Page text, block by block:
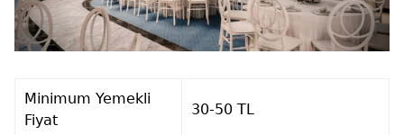
Minimum Yemekli
Fiyat
30-50 TL